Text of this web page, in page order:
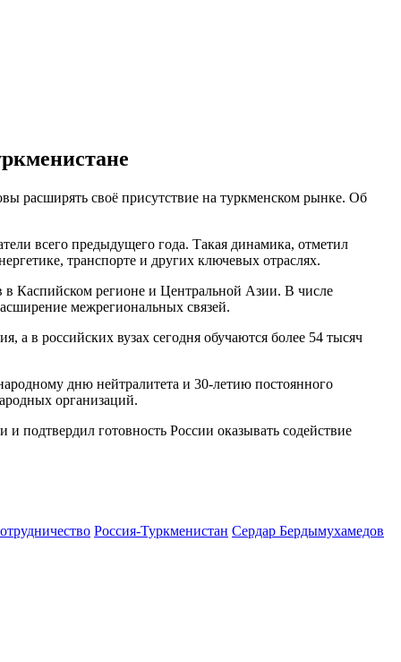
расширять своё присутствие на туркменском рынке. Об
всего предыдущего года. Такая динамика, отметил
транспорте и других ключевых отраслях.
Каспийском регионе и Центральной Азии. В числе
межрегиональных связей.
а в российских вузах сегодня обучаются более 54 тысяч
дню нейтралитета и 30-летию постоянного
организаций.
подтвердил готовность России оказывать содействие
Россия-Туркменистан Сердар Бердымухамедов